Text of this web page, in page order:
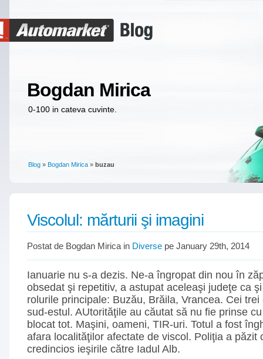
Bogdan Mirica
0-100 in cateva cuvinte.
Blog » Bogdan Mirica » buzau
Viscolul: mărturii şi imagini
Postat de Bogdan Mirica in Diverse pe January 29th, 2014
Ianuarie nu s-a dezis. Ne-a îngropat din nou în
obsedat şi repetitiv, a astupat aceleaşi judeţe ca
rolurile principale: Buzău, Brăila, Vrancea. Cei
sud-estul. AUtorităţile au căutat să nu fie prinse
blocat tot. Maşini, oameni, TIR-uri. Totul a fost
afara localităţilor afectate de viscol. Poliţia a păzit
credincios ieşirile către Iadul Alb.